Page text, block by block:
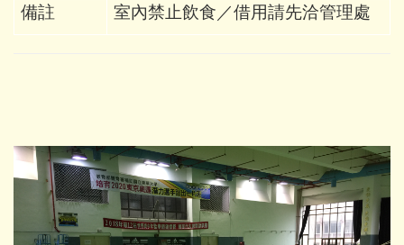
備註 室內禁止飲食／借用請先洽管理處